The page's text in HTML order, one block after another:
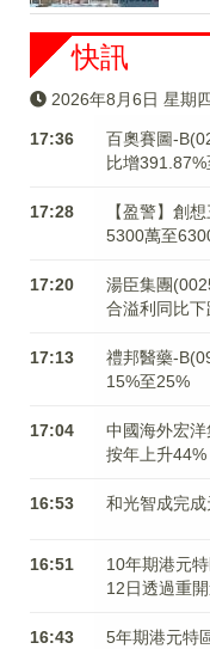
快訊
2026年8月6日 星期
17:36
百奧賽圖-
比增
17:28
【盈警】創
5300萬至
17:20
湯臣集團
合溢利同比
17:13
禮邦醫藥-
15%至25%
17:04
中國海外宏
按年上升44%
16:53 和光智成完
16:51
10年期港元
12日透過重
16:43
5年期港元特